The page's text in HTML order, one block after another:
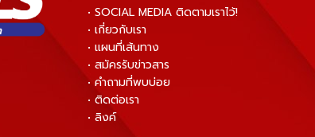
• SOCIAL MEDIA ติดตามเราไว้!
• เกี่ยวกับเรา
• แผนที่เส้นทาง
• สมัครรับข่าวสาร
• คำถามที่พบบ่อย
• ติดต่อเรา
• ลิงค์